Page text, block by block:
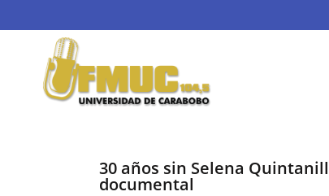
30 años sin Selena
documental